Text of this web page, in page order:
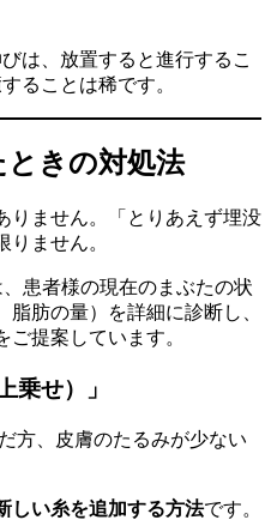
は、放置すると進行するこ
ることは稀です。
きの対処法
りません。「とりあえず埋没
ません。
患者様の現在のまぶたの状
肪の量）を詳細に診断し、
ご提案しています。
乗せ）」
方、皮膚のたるみが少ない
しい糸を追加する方法です。